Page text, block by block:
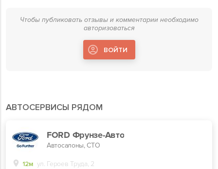
АВТОСЕРВИСЫ РЯДОМ
FORD Фрунзе-Авто
Автосалоны, СТО
12м ул. Героев Труда, 2
Чтобы публиковать отзывы и комментарии необходимо
авторизоваться
ВОЙТИ